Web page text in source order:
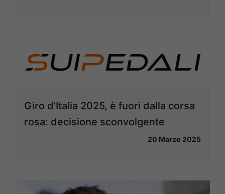
Giro d’Italia 2025, è fuori dalla corsa
rosa: decisione sconvolgente
20 Marzo 2025